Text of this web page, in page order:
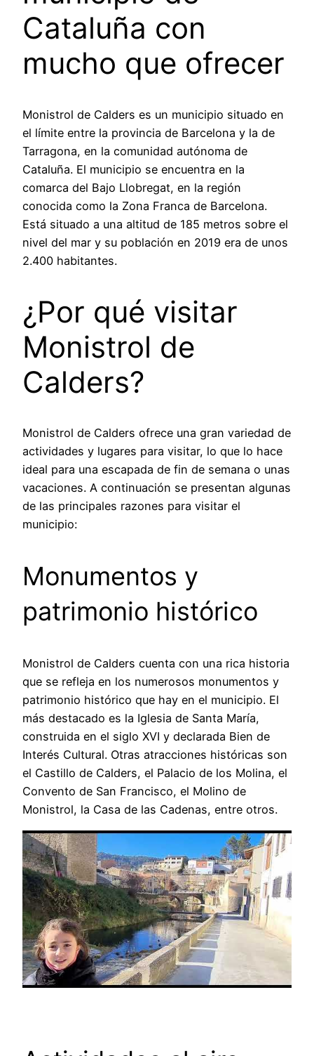
Cataluña con
mucho que ofrecer
Monistrol de Calders es un municipio situado en
el límite entre la provincia de Barcelona y la de
Tarragona, en la comunidad autónoma de
Cataluña. El municipio se encuentra en la
comarca del Bajo Llobregat, en la región
conocida como la Zona Franca de Barcelona.
Está situado a una altitud de 185 metros sobre el
nivel del mar y su población en 2019 era de unos
2.400 habitantes.
¿Por qué visitar
Monistrol de
Calders?
Monistrol de Calders ofrece una gran variedad de
actividades y lugares para visitar, lo que lo hace
ideal para una escapada de fin de semana o unas
vacaciones. A continuación se presentan algunas
de las principales razones para visitar el
municipio:
Monumentos y
patrimonio histórico
Monistrol de Calders cuenta con una rica historia
que se refleja en los numerosos monumentos y
patrimonio histórico que hay en el municipio. El
más destacado es la Iglesia de Santa María,
construida en el siglo XVI y declarada Bien de
Interés Cultural. Otras atracciones históricas son
el Castillo de Calders, el Palacio de los Molina, el
Convento de San Francisco, el Molino de
Monistrol, la Casa de las Cadenas, entre otros.